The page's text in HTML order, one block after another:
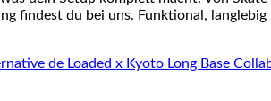
findest du bei uns. Funktional,